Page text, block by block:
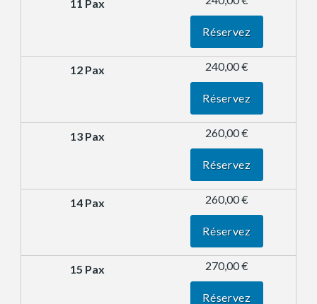
Réservez
240,00 €
Réservez
260,00 €
Réservez
260,00 €
Réservez
270,00 €
Réservez